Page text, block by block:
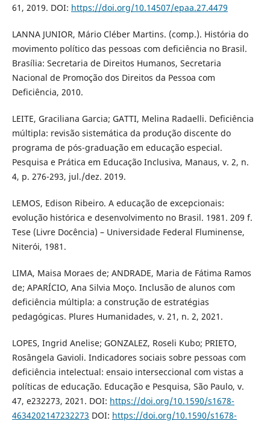
61, 2019. DOI: https://doi.org/10.14507/epaa.27.4479
LANNA JUNIOR, Mário Cléber Martins. (comp.). História do
movimento político das pessoas com deficiência no Brasil.
Brasília: Secretaria de Direitos Humanos, Secretaria
Nacional de Promoção dos Direitos da Pessoa com
Deficiência, 2010.
LEITE, Graciliana Garcia; GATTI, Melina Radaelli. Deficiência
múltipla: revisão sistemática da produção discente do
programa de pós-graduação em educação especial.
Pesquisa e Prática em Educação Inclusiva, Manaus, v. 2, n.
4, p. 276-293, jul./dez. 2019.
LEMOS, Edison Ribeiro. A educação de excepcionais:
evolução histórica e desenvolvimento no Brasil. 1981. 209 f.
Tese (Livre Docência) – Universidade Federal Fluminense,
Niterói, 1981.
LIMA, Maisa Moraes de; ANDRADE, Maria de Fátima Ramos
de; APARÍCIO, Ana Silvia Moço. Inclusão de alunos com
deficiência múltipla: a construção de estratégias
pedagógicas. Plures Humanidades, v. 21, n. 2, 2021.
LOPES, Ingrid Anelise; GONZALEZ, Roseli Kubo; PRIETO,
Rosângela Gavioli. Indicadores sociais sobre pessoas com
deficiência intelectual: ensaio interseccional com vistas a
políticas de educação. Educação e Pesquisa, São Paulo, v.
47, e232273, 2021. DOI: https://doi.org/10.1590/s1678-
4634202147232273 DOI: https://doi.org/10.1590/s1678-